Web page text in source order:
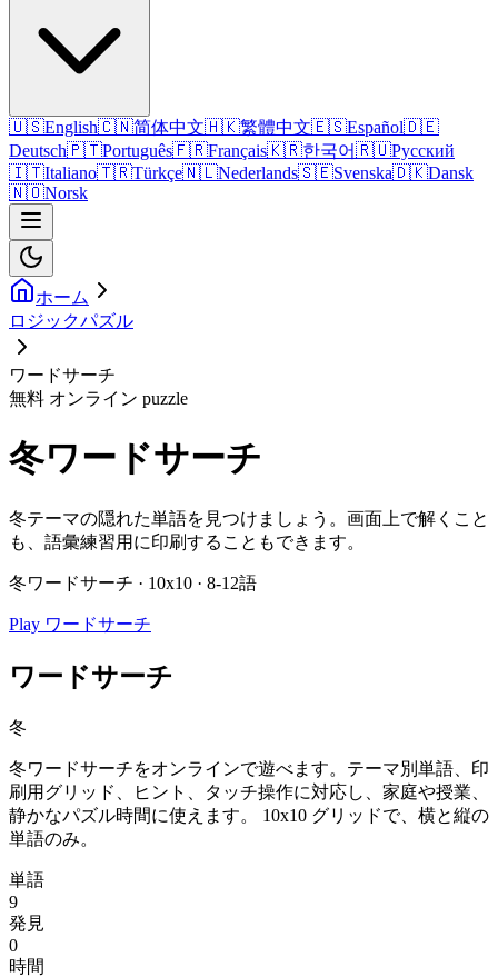
🇺🇸English🇨🇳简体中文🇭🇰繁體中文🇪🇸Español🇩🇪
Deutsch🇵🇹Português🇫🇷Français🇰🇷한국어🇷🇺Русский
🇮🇹Italiano🇹🇷Türkçe🇳🇱Nederlands🇸🇪Svenska🇩🇰Dansk
🇳🇴Norsk
ホーム
ロジックパズル
ワードサーチ
無料 オンライン puzzle
冬ワードサーチ
冬テーマの隠れた単語を見つけましょう。画面上で解くこと
も、語彙練習用に印刷することもできます。
冬ワードサーチ · 10x10 · 8-12語
Play ワードサーチ
ワードサーチ
冬
冬ワードサーチをオンラインで遊べます。テーマ別単語、印
刷用グリッド、ヒント、タッチ操作に対応し、家庭や授業、
静かなパズル時間に使えます。
10x10 グリッドで、横と縦の
単語のみ。
単語
9
発見
0
時間